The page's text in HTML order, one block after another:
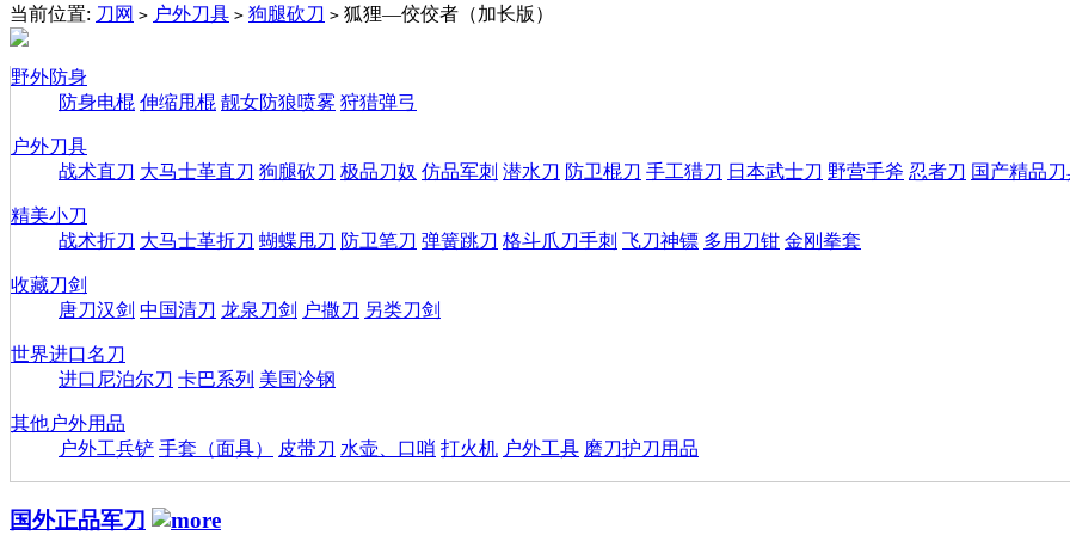
当前位置: 刀网 > 户外刀具 > 狗腿砍刀 > 狐狸—佼佼者（加长版）
野外防身
防身电棍 伸缩甩棍 靓女防狼喷雾 狩猎弹弓
户外刀具
战术直刀 大马士革直刀 狗腿砍刀 极品刀奴 仿品军刺 潜水刀 防卫棍刀 手工猎刀 日本武士刀 野营手斧 忍者刀 国产精品
精美小刀
战术折刀 大马士革折刀 蝴蝶甩刀 防卫笔刀 弹簧跳刀 格斗爪刀手刺 飞刀神镖 多用刀钳 金刚拳套
收藏刀剑
唐刀汉剑 中国清刀 龙泉刀剑 户撒刀 另类刀剑
世界进口名刀
进口尼泊尔刀 卡巴系列 美国冷钢
其他户外用品
户外工兵铲 手套（面具） 皮带刀 水壶、口哨 打火机 户外工具 磨刀护刀用品
国外正品军刀